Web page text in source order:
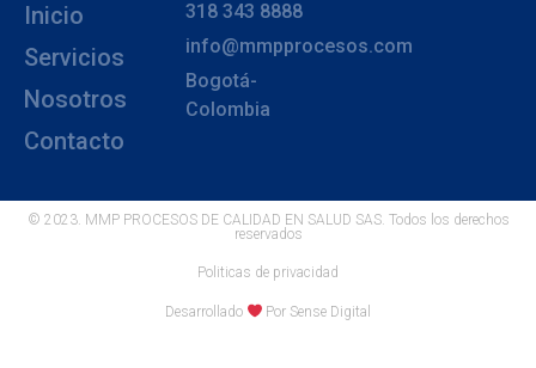
Inicio
Servicios
Nosotros
Contacto
318 343 8888
info@mmpprocesos.com
Bogotá-
Colombia
© 2023. MMP PROCESOS DE CALIDAD EN SALUD SAS. Todos los derechos
reservados
Politicas de privacidad
Desarrollado Por Sense Digital